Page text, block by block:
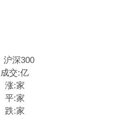
成交:亿
涨:家
平:家
跌:家